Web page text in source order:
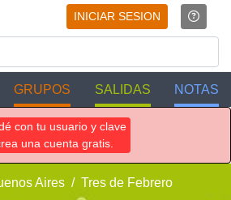
INICIAR SESION
GRUPOS SALIDAS NOTAS
con tu usuario y clave
una cuenta gratis.
Aires Tres de Febrero